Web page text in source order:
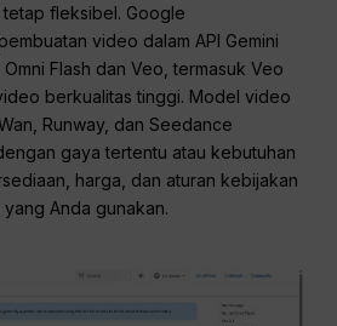
fleksibel. Google
video dalam API Gemini
Flash dan Veo, termasuk Veo
berkualitas tinggi. Model video
Runway, dan Seedance
gaya tertentu atau kebutuhan
harga, dan aturan kebijakan
Anda gunakan.